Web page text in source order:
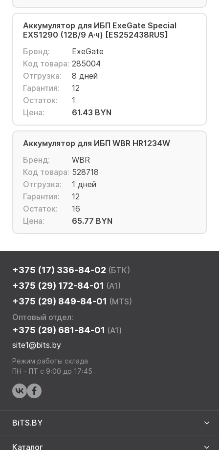
Аккумулятор для ИБП ExeGate Special
EXS1290 (12В/9 А·ч) [ES252438RUS]
Бренд:
ExeGate
Код товара: 285004
Отгрузка:
8 дней
Гарантия:
12
Остаток:
1
Цена:
61.43 BYN
Аккумулятор для ИБП WBR HR1234W
Бренд:
WBR
Код товара: 528718
Отгрузка:
1 дней
Гарантия:
12
Остаток:
16
Цена:
65.77 BYN
+375 (17) 336-84-02 (БТК)
+375 (29) 172-84-01 (A1)
+375 (29) 849-84-01 (MTS)
Оптовый отдел:
+375 (29) 681-84-01 (A1)
site1@bits.by
Режим работы склада
ПН – ПТ с 9:00 до 17:45
BiTS.BY
Каталог